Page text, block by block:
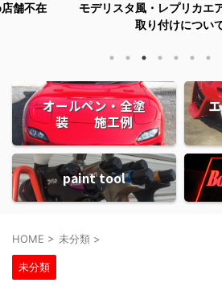
ーツの
【6月26日臨時休業および
てのお知らせ】
オールペン・全塗
装 施工例
paint tool
HOME > 未分類 >
未分類